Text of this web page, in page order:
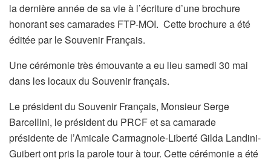
la dernière année de sa vie à l’écriture d’une brochure
honorant ses camarades FTP-MOI. Cette brochure a été
éditée par le Souvenir Français.
Une cérémonie très émouvante a eu lieu samedi 30 mai
dans les locaux du Souvenir français.
Le président du Souvenir Français, Monsieur Serge
Barcellini, le président du PRCF et sa camarade
présidente de l’Amicale Carmagnole-Liberté Gilda Landini-
Guibert ont pris la parole tour à tour. Cette cérémonie a été